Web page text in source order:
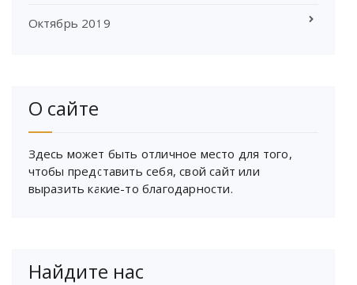
Октябрь 2019
О сайте
Здесь может быть отличное место для того,
чтобы представить себя, свой сайт или
выразить какие-то благодарности.
Найдите нас